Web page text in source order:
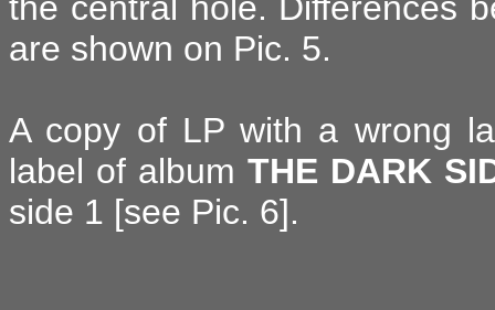
are shown on Pic. 5.
A copy of LP with a wrong
label of album THE DARK
side 1 [see Pic. 6].